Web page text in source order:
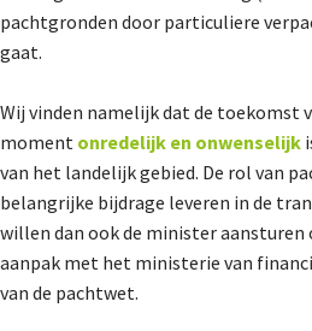
pachtgronden door particuliere
gaat.
Wij vinden namelijk dat de toekomst
moment onredelijk en onwenselijk
van het landelijk gebied. De rol van
belangrijke bijdrage leveren in de
willen dan ook de minister aansturen
aanpak met het ministerie van
van de pachtwet.